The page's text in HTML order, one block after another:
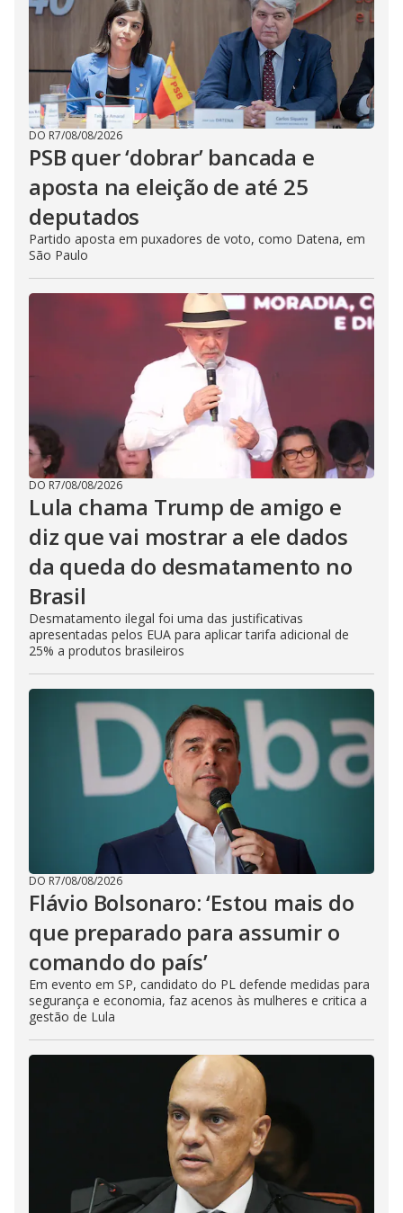
DO R7/08/08/2026
PSB quer ‘dobrar’ bancada e
aposta na eleição de até 25
deputados
Partido aposta em puxadores de voto, como Datena, em
São Paulo
DO R7/08/08/2026
Lula chama Trump de amigo e
diz que vai mostrar a ele dados
da queda do desmatamento no
Brasil
Desmatamento ilegal foi uma das justificativas
apresentadas pelos EUA para aplicar tarifa adicional de
25% a produtos brasileiros
DO R7/08/08/2026
Flávio Bolsonaro: ‘Estou mais do
que preparado para assumir o
comando do país’
Em evento em SP, candidato do PL defende medidas para
segurança e economia, faz acenos às mulheres e critica a
gestão de Lula